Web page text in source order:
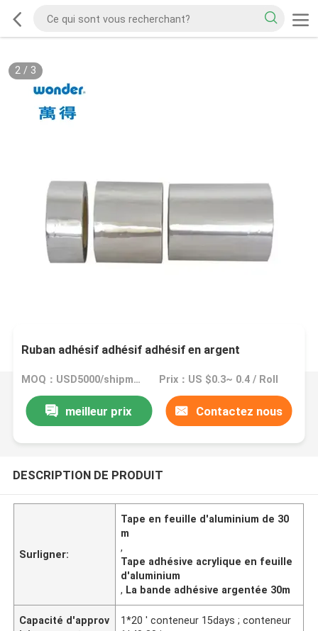
2/ 3
Ruban adhésif adhésif adhésif en argent
MOQ：USD5000/shipment Prix：US $0.3~ 0.4 / Roll
meilleur prix Contactez nous
DESCRIPTION DE PRODUIT
Surligner:
Tape en feuille d'aluminium de 30
m
,
Tape adhésive acrylique en feuille
d'aluminium
, La bande adhésive argentée 30m
Capacité d'approv
1*20 ' conteneur 15days ; conteneur